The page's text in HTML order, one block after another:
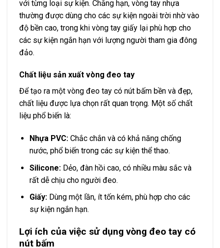
với từng loại sự kiện. Chẳng hạn, vòng tay nhựa
thường được dùng cho các sự kiện ngoài trời nhờ vào
độ bền cao, trong khi vòng tay giấy lại phù hợp cho
các sự kiện ngắn hạn với lượng người tham gia đông
đảo.
Chất liệu sản xuất vòng đeo tay
Để tạo ra một vòng đeo tay có nút bấm bền và đẹp,
chất liệu được lựa chọn rất quan trọng. Một số chất
liệu phổ biến là:
Nhựa PVC:Chắc chắn và có khả năng chống
nước, phổ biến trong các sự kiện thể thao.
Silicone:Dẻo, đàn hồi cao, có nhiều màu sắc và
rất dễ chịu cho người đeo.
Giấy:Dùng một lần, ít tốn kém, phù hợp cho các
sự kiện ngắn hạn.
Lợi ích của việc sử dụng vòng đeo tay có
nút bấm